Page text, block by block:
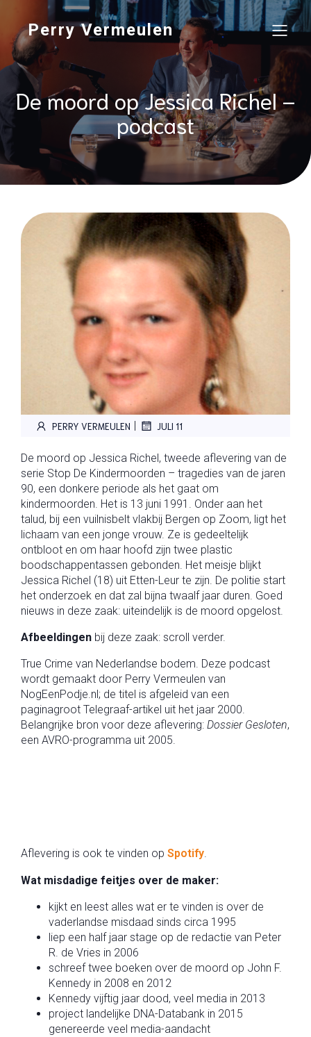
Perry Vermeulen
De moord op Jessica Richel –
podcast
PERRY VERMEULEN | JULI 11
De moord op Jessica Richel, tweede aflevering van de
serie Stop De Kindermoorden – tragedies van de jaren
90, een donkere periode als het gaat om
kindermoorden. Het is 13 juni 1991. Onder aan het
talud, bij een vuilnisbelt vlakbij Bergen op Zoom, ligt het
lichaam van een jonge vrouw. Ze is gedeeltelijk
ontbloot en om haar hoofd zijn twee plastic
boodschappentassen gebonden. Het meisje blijkt
Jessica Richel (18) uit Etten-Leur te zijn. De politie start
het onderzoek en dat zal bijna twaalf jaar duren. Goed
nieuws in deze zaak: uiteindelijk is de moord opgelost.
Afbeeldingen bij deze zaak: scroll verder.
True Crime van Nederlandse bodem. Deze podcast
wordt gemaakt door Perry Vermeulen van
NogEenPodje.nl; de titel is afgeleid van een
paginagroot Telegraaf-artikel uit het jaar 2000.
Belangrijke bron voor deze aflevering: Dossier Gesloten,
een AVRO-programma uit 2005.
Aflevering is ook te vinden op Spotify.
Wat misdadige feitjes over de maker:
kijkt en leest alles wat er te vinden is over de
vaderlandse misdaad sinds circa 1995
liep een half jaar stage op de redactie van Peter
R. de Vries in 2006
schreef twee boeken over de moord op John F.
Kennedy in 2008 en 2012
Kennedy vijftig jaar dood, veel media in 2013
project landelijke DNA-Databank in 2015
genereerde veel media-aandacht